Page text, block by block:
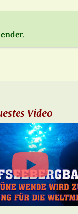
.
Video